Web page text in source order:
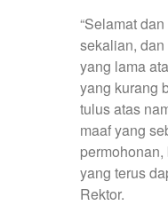
“Selamat
sekalian,
yang lama
yang kurang
tulus atas
maaf yang
yang terus
Rektor.